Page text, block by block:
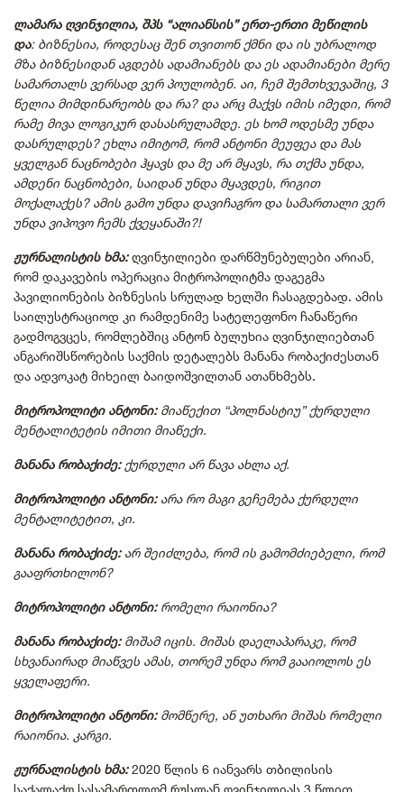
ლამარა ღვინჯილია, შპს “ალიანსის” ერთ-ერთი მეწილის
და: ბიზნესია, როდესაც შენ თვითონ ქმნი და ის უბრალოდ
მზა ბიზნესიდან აგდებს ადამიანებს და ეს ადამიანები მერე
სამართალს ვერსად ვერ პოულობენ. აი, ჩემ შემთხვევაშიც, 3
წელია მიმდინარეობს და რა? და არც მაქვს იმის იმედი, რომ
რამე მივა ლოგიკურ დასასრულამდე. ეს ხომ ოდესმე უნდა
დასრულდეს? ეხლა იმიტომ, რომ ანტონი მეუფეა და მას
ყველგან ნაცნობები ჰყავს და მე არ მყავს, რა თქმა უნდა,
ამდენი ნაცნობები, საიდან უნდა მყავდეს, რიგით
მოქალაქეს? ამის გამო უნდა დავიჩაგრო და სამართალი ვერ
უნდა ვიპოვო ჩემს ქვეყანაში?!
ჟურნალისტის ხმა: ღვინჯილიები დარწმუნებულები არიან,
რომ დაკავების ოპერაცია მიტროპოლიტმა დაგეგმა
პავილიონების ბიზნესის სრულად ხელში ჩასაგდებად. ამის
საილუსტრაციოდ კი რამდენიმე სატელეფონო ჩანაწერი
გადმოგვცეს, რომლებშიც ანტონ ბულუხია ღვინჯილიებთან
ანგარიშსწორების საქმის დეტალებს მანანა რობაქიძესთან
და ადვოკატ მიხეილ ბაიდოშვილთან ათანხმებს.
მიტროპოლიტი ანტონი: მიაწექით “პოლნასტიუ” ქურდული
მენტალიტეტის იმითი მიაწექი.
მანანა რობაქიძე: ქურდული არ წავა ახლა აქ.
მიტროპოლიტი ანტონი: არა რო მაგი გეჩემება ქურდული
მენტალიტეტით, კი.
მანანა რობაქიძე: არ შეიძლება, რომ ის გამომძიებელი, რომ
გააფრთხილონ?
მიტროპოლიტი ანტონი: რომელი რაიონია?
მანანა რობაქიძე: მიშამ იცის. მიშას დაელაპარაკე, რომ
სხვანაირად მიაწვეს ამას, თორემ უნდა რომ გააიოლოს ეს
ყველაფერი.
მიტროპოლიტი ანტონი: მომწერე, ან უთხარი მიშას რომელი
რაიონია. კარგი.
ჟურნალისტის ხმა: 2020 წლის 6 იანვარს თბილისის